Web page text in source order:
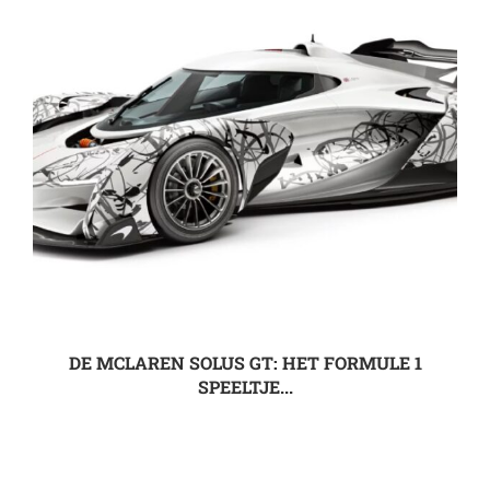
DE MCLAREN SOLUS GT: HET FORMULE 1
SPEELTJE...